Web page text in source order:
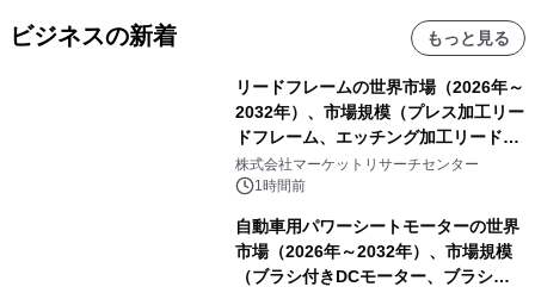
ビジネスの新着 もっと見る
リードフレームの世界市場（2026年～
2032年）、市場規模（プレス加工リー
ドフレーム、エッチング加工リードフ
レーム）・分析レポートを発表
株式会社マーケットリサーチセンター
1時間前
自動車用パワーシートモーターの世界
市場（2026年～2032年）、市場規模
（ブラシ付きDCモーター、ブラシレ